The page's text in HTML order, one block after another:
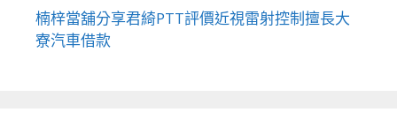
楠梓當舖分享君綺PTT評價近視雷射控制擅長大
寮汽車借款